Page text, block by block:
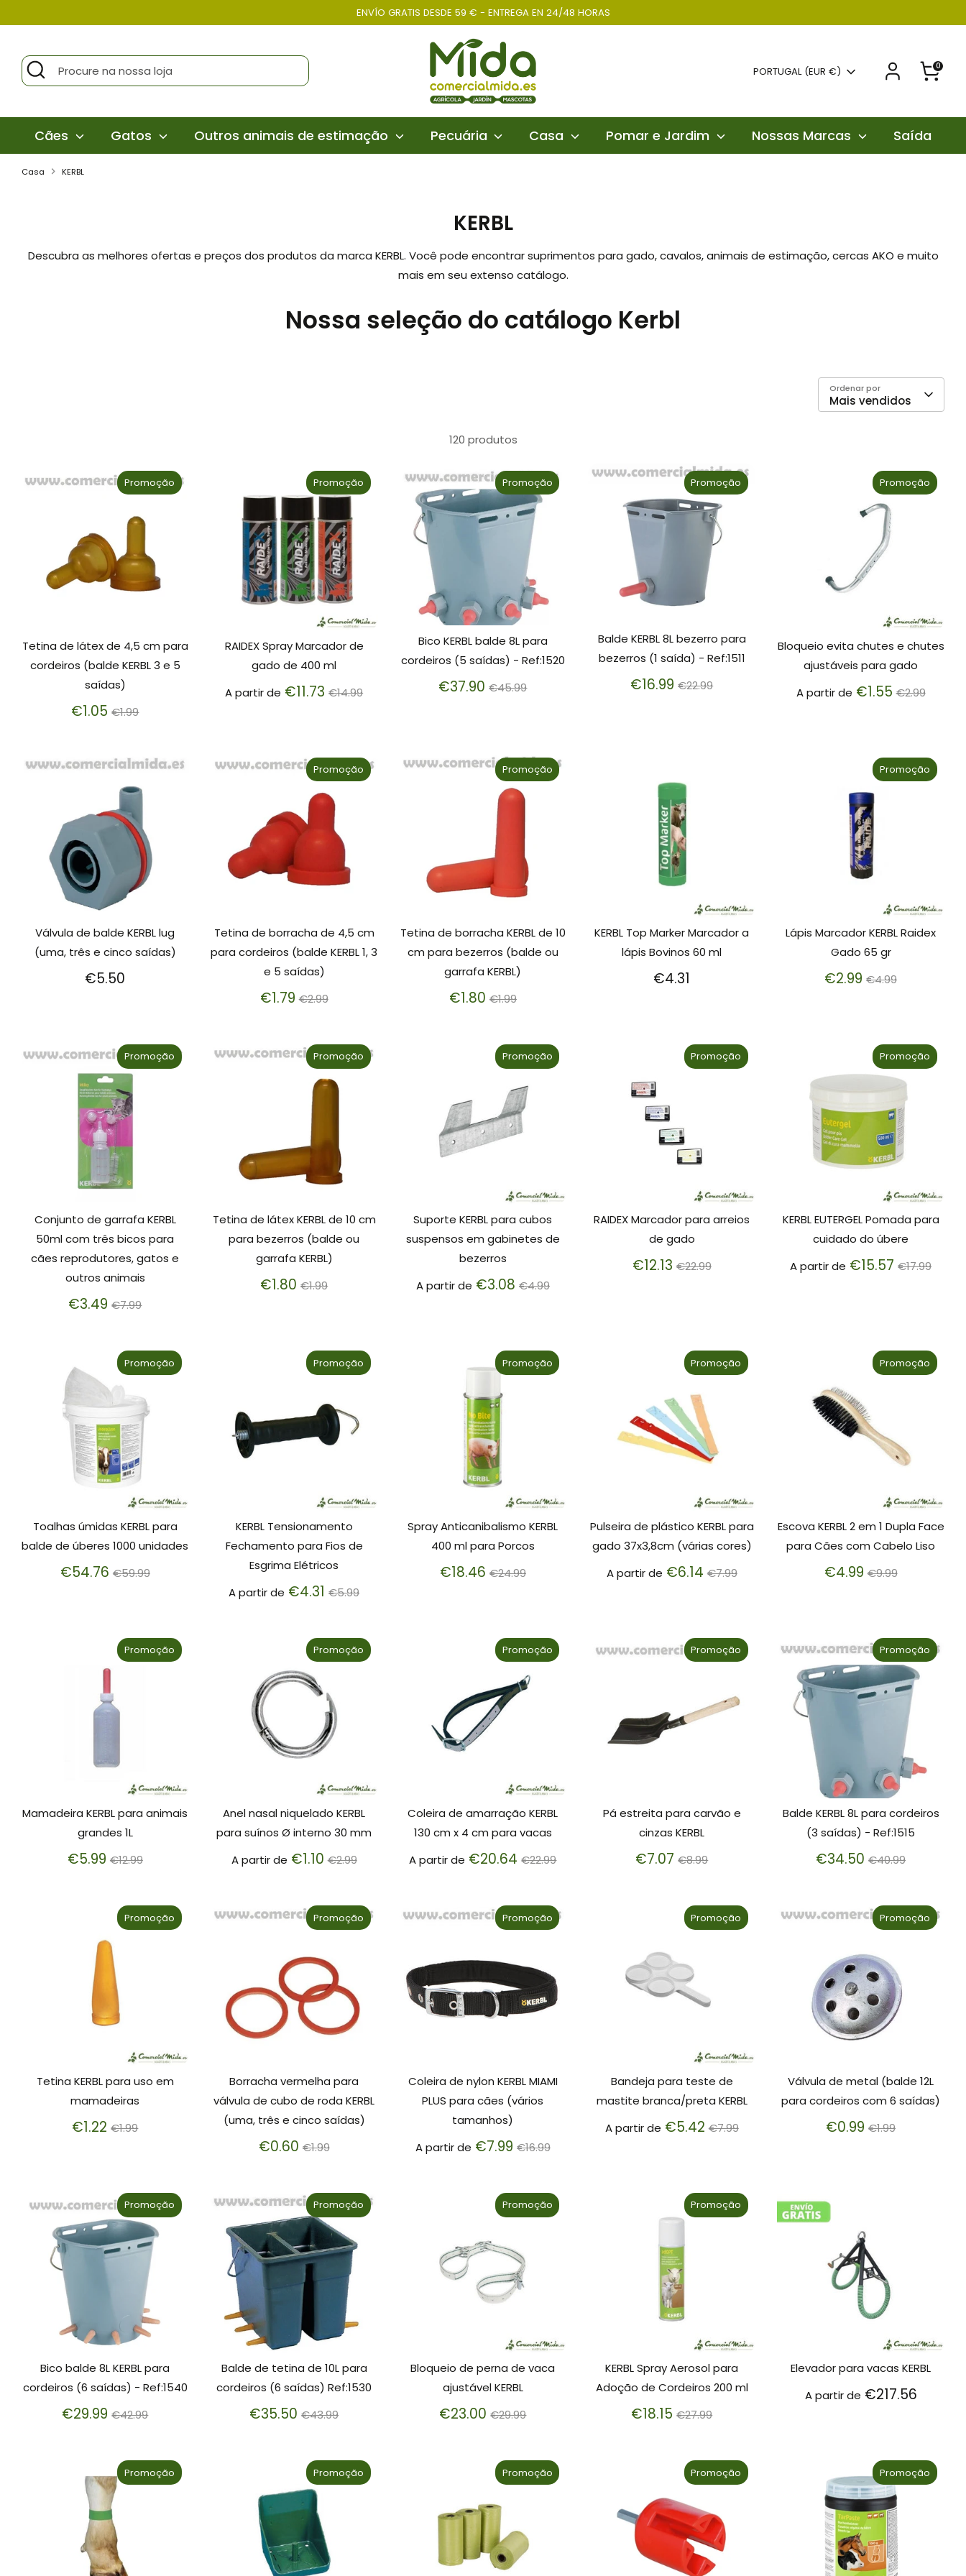
para
conteúdo
ENVÍO GRATIS DESDE 59 € - ENTREGA EN 24/48 HORAS
Procurar
Procure
na
Moeda
PORTUGAL (EUR €) 0
Cães Gatos Outros animais de estimação Pecuária Casa Pomar e Jardim Nossas Marcas Saída
Casa KERBL
KERBL
Descubra as melhores ofertas e preços dos produtos da marca KERBL. Você pode encontrar suprimentos para gado, cavalos, animais de estimação, cercas AKO e muito
mais em seu extenso catálogo.
Nossa seleção do catálogo Kerbl
Ordenar por
Mais vendidos
120 produtos
Tetina de látex de 4,5 cm para
cordeiros (balde KERBL 3 e 5
saídas)
€1.05 Preço
€1.99
Promoção
RAIDEX Spray Marcador de
gado de 400 ml
A partir de €11.73 Preço
€14.99
Promoção
Bico KERBL balde 8L para
cordeiros (5 saídas) - Ref:1520
€37.90 Preço
€45.99
Promoção
Balde KERBL 8L bezerro para
bezerros (1 saída) - Ref:1511
€16.99 Preço
€22.99
Promoção
Bloqueio evita chutes e chutes
ajustáveis para gado
A partir de €1.55Preço
€2.99
Promoção
Válvula de balde KERBL lug
(uma, três e cinco saídas)
€5.50
Tetina de borracha de 4,5 cm
para cordeiros (balde KERBL 1, 3
e 5 saídas)
€1.79Preço
€2.99
Promoção
Tetina de borracha KERBL de 10
cm para bezerros (balde ou
garrafa KERBL)
€1.80 Preço
€1.99
Promoção
KERBL Top Marker Marcador a
lápis Bovinos 60 ml
€4.31
Lápis Marcador KERBL Raidex
Gado 65 gr
€2.99 Preço
€4.99
Promoção
Conjunto de garrafa KERBL
50ml com três bicos para
cães reprodutores, gatos e
outros animais
€3.49 Preço
€7.99
Promoção
Tetina de látex KERBL de 10 cm
para bezerros (balde ou
garrafa KERBL)
€1.80 Preço
€1.99
Promoção
Suporte KERBL para cubos
suspensos em gabinetes de
bezerros
A partir de €3.08 Preço
€4.99
Promoção
RAIDEX Marcador para arreios
de gado
€12.13Preço
€22.99
Promoção
KERBL EUTERGEL Pomada para
cuidado do úbere
A partir de €15.57 Preço
€17.99
Promoção
Toalhas úmidas KERBL para
balde de úberes 1000 unidades
€54.76 Preço
€59.99
Promoção
KERBL Tensionamento
Fechamento para Fios de
Esgrima Elétricos
A partir de €4.31 Preço
€5.99
Promoção
Spray Anticanibalismo KERBL
400 ml para Porcos
€18.46 Preço
€24.99
Promoção
Pulseira de plástico KERBL para
gado 37x3,8cm (várias cores)
A partir de €6.14Preço
€7.99
Promoção
Escova KERBL 2 em 1 Dupla Face
para Cães com Cabelo Liso
€4.99Preço
€9.99
Promoção
Mamadeira KERBL para animais
grandes 1L
€5.99 Preço
€12.99
Promoção
Anel nasal niquelado KERBL
para suínos Ø interno 30 mm
A partir de €1.10Preço
€2.99
Promoção
Coleira de amarração KERBL
130 cm x 4 cm para vacas
A partir de €20.64 Preço
€22.99
Promoção
Pá estreita para carvão e
cinzas KERBL
€7.07 Preço
€8.99
Promoção
Balde KERBL 8L para cordeiros
(3 saídas) - Ref:1515
€34.50 Preço
€40.99
Promoção
Tetina KERBL para uso em
mamadeiras
€1.22 Preço
€1.99
Promoção
Borracha vermelha para
válvula de cubo de roda KERBL
(uma, três e cinco saídas)
€0.60Preço
€1.99
Promoção
Coleira de nylon KERBL MIAMI
PLUS para cães (vários
tamanhos)
A partir de €7.99 Preço
€16.99
Promoção
Bandeja para teste de
mastite branca/preta KERBL
A partir de €5.42Preço
€7.99
Promoção
Válvula de metal (balde 12L
para cordeiros com 6 saídas)
€0.99 Preço
€1.99
Promoção
Bico balde 8L KERBL para
cordeiros (6 saídas) - Ref:1540
€29.99 Preço
€42.99
Promoção
Balde de tetina de 10L para
cordeiros (6 saídas) Ref:1530
€35.50 Preço
€43.99
Promoção
Bloqueio de perna de vaca
ajustável KERBL
€23.00 Preço
€29.99
Promoção
KERBL Spray Aerosol para
Adoção de Cordeiros 200 ml
€18.15 Preço
€27.99
Promoção
Elevador para vacas KERBL
A partir de €217.56
Promoção Promoção Promoção Promoção Promoção